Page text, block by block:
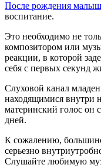
После рождения
воспитание.
Это необходимо не
композитором или
реакции, в которой
себя с первых секунд
Слуховой канал
находящимися внутри
материнский голос он
дней.
К сожалению,
серьезно
Слушайте любимую